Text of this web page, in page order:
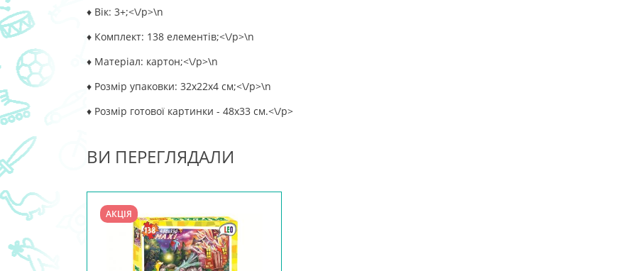
♦ Вік: 3+;<\/p>\n
♦ Комплект: 138 елементів;<\/p>\n
♦ Матеріал: картон;<\/p>\n
♦ Розмір упаковки: 32х22х4 см;<\/p>\n
♦ Розмір готової картинки - 48х33 см.<\/p>
ВИ ПЕРЕГЛЯДАЛИ
АКЦІЯ